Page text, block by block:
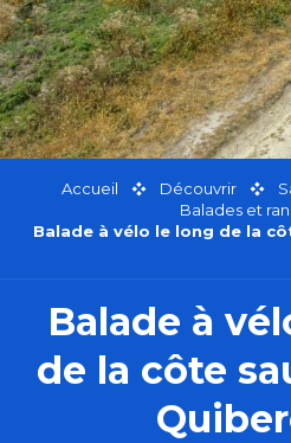
Accueil Découvrir
Balades et
Balade à vélo le long de la
Balade à
de la côte